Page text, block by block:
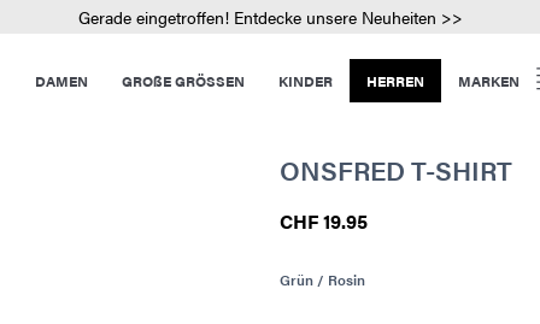
Gerade eingetroffen! Entdecke unsere Neuheiten >>
DAMEN GROßE GRÖSSEN KINDER HERREN MARKEN
ONSFRED T-SHIRT
CHF 19.95
Grün / Rosin